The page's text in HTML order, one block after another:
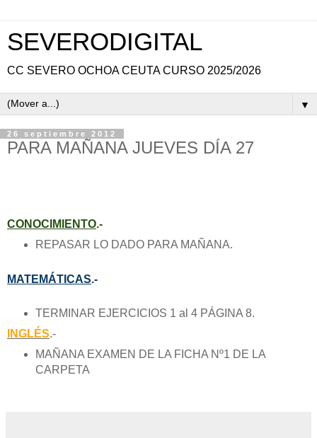
SEVERODIGITAL
CC SEVERO OCHOA CEUTA CURSO 2025/2026
▼
26 septiembre 2012
PARA MAÑANA JUEVES DÍA 27
CONOCIMIENTO.-
REPASAR LO DADO PARA MAÑANA.
MATEMÁTICAS.-
TERMINAR EJERCICIOS 1 al 4 PÁGINA 8.
INGLÉS.-
MAÑANA EXAMEN DE LA FICHA Nº1 DE LA
CARPETA